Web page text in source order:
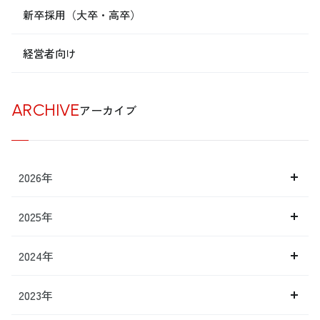
新卒採用（大卒・高卒）
経営者向け
ARCHIVEアーカイブ
2026年
2025年
2024年
2023年